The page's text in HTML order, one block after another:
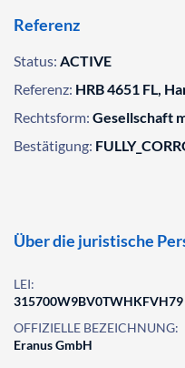
Referenz
Status: ACTIVE
Referenz: HRB 4651 FL,
Rechtsform: Gesellschaft
Bestätigung:
Über die juristische
LEI:
315700W9BV0TWHKFVH79
OFFIZIELLE BEZEICHNUNG:
Eranus GmbH